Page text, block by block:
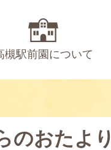
槻駅前園について
のおたより